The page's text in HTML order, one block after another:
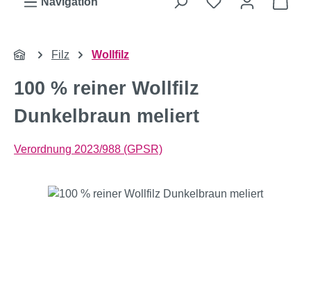
Filz Wollfilz
100 % reiner Wollfilz
Dunkelbraun meliert
Verordnung 2023/988 (GPSR)
Bildergalerie überspringen